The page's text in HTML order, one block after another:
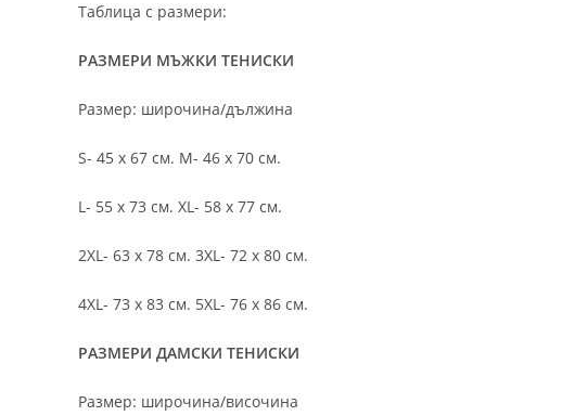
Таблица с размери:
РАЗМЕРИ МЪЖКИ ТЕНИСКИ
Размер: широчина/дължина
S- 45 х 67 см. M- 46 х 70 см.
L- 55 х 73 см. XL- 58 х 77 см.
2XL- 63 х 78 см. 3XL- 72 х 80 см.
4XL- 73 х 83 см. 5XL- 76 х 86 см.
РАЗМЕРИ ДАМСКИ ТЕНИСКИ
Размер: широчина/височина